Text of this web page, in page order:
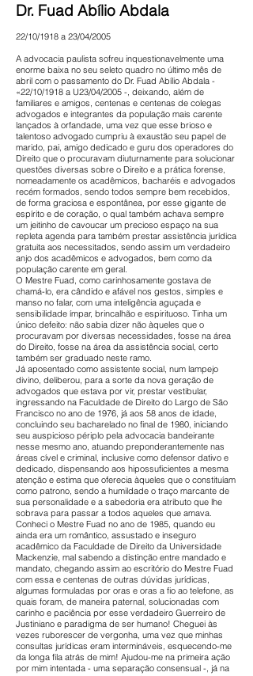
Dr. Fuad Abílio Abdala
22/10/1918 a 23/04/2005
A advocacia paulista sofreu inquestionavelmente uma
enorme baixa no seu seleto quadro no último mês de
abril com o passamento do Dr. Fuad Abílio Abdala -
«22/10/1918 a U23/04/2005 -, deixando, além de
familiares e amigos, centenas e centenas de colegas
advogados e integrantes da população mais carente
lançados à orfandade, uma vez que esse brioso e
talentoso advogado cumpriu à exaustão seu papel de
marido, pai, amigo dedicado e guru dos operadores do
Direito que o procuravam diuturnamente para solucionar
questões diversas sobre o Direito e a prática forense,
nomeadamente os acadêmicos, bacharéis e advogados
recém formados, sendo todos sempre bem recebidos,
de forma graciosa e espontânea, por esse gigante de
espírito e de coração, o qual também achava sempre
um jeitinho de cavoucar um precioso espaço na sua
repleta agenda para também prestar assistência jurídica
gratuita aos necessitados, sendo assim um verdadeiro
anjo dos acadêmicos e advogados, bem como da
população carente em geral.
O Mestre Fuad, como carinhosamente gostava de
chamá-lo, era cândido e afável nos gestos, simples e
manso no falar, com uma inteligência aguçada e
sensibilidade ímpar, brincalhão e espirituoso. Tinha um
único defeito: não sabia dizer não àqueles que o
procuravam por diversas necessidades, fosse na área
do Direito, fosse na área da assistência social, certo
também ser graduado neste ramo.
Já aposentado como assistente social, num lampejo
divino, deliberou, para a sorte da nova geração de
advogados que estava por vir, prestar vestibular,
ingressando na Faculdade de Direito do Largo de São
Francisco no ano de 1976, já aos 58 anos de idade,
concluindo seu bacharelado no final de 1980, iniciando
seu auspicioso périplo pela advocacia bandeirante
nesse mesmo ano, atuando preponderantemente nas
áreas cível e criminal, inclusive como defensor dativo e
dedicado, dispensando aos hipossuficientes a mesma
atenção e estima que oferecia àqueles que o constituíam
como patrono, sendo a humildade o traço marcante de
sua personalidade e a sabedoria era atributo que lhe
sobrava para passar a todos aqueles que amava.
Conheci o Mestre Fuad no ano de 1985, quando eu
ainda era um romântico, assustado e inseguro
acadêmico da Faculdade de Direito da Universidade
Mackenzie, mal sabendo a distinção entre mandado e
mandato, chegando assim ao escritório do Mestre Fuad
com essa e centenas de outras dúvidas jurídicas,
algumas formuladas por oras e oras a fio ao telefone, as
quais foram, de maneira paternal, solucionadas com
carinho e paciência por esse verdadeiro Guerreiro de
Justiniano e paradigma de ser humano! Cheguei às
vezes ruborescer de vergonha, uma vez que minhas
consultas jurídicas eram intermináveis, esquecendo-me
da longa fila atrás de mim! Ajudou-me na primeira ação
por mim intentada - uma separação consensual -, já na